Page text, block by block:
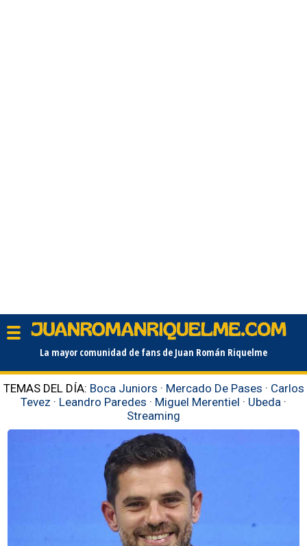
La mayor comunidad de fans de Juan Román Riquelme
TEMAS DEL DÍA: Boca Juniors · Mercado De Pases · Carlos
Tevez · Leandro Paredes · Miguel Merentiel · Ubeda ·
Streaming